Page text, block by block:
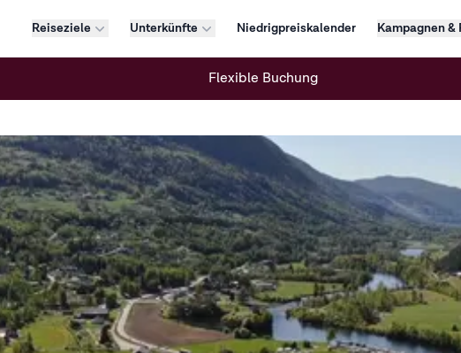
Reiseziele Unterkünfte Niedrigpreiskalender Kampagnen &
Flexible Buchung